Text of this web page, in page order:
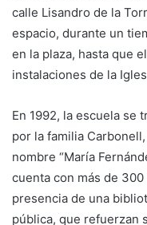
calle Lisandro de la
espacio, durante un
en la plaza, hasta que
instalaciones de la
En 1992, la escuela se
por la familia
nombre “María
cuenta con más de
presencia de una
pública, que refuerzan